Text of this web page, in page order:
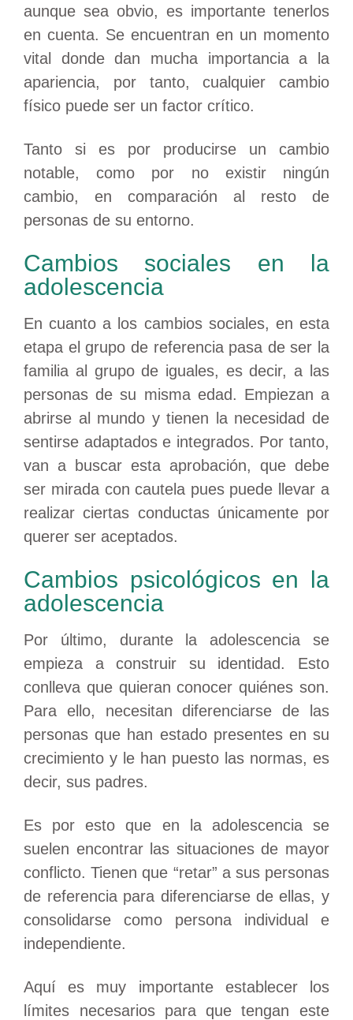
aunque sea obvio, es importante tenerlos
en cuenta. Se encuentran en un momento
vital donde dan mucha importancia a la
apariencia, por tanto, cualquier cambio
físico puede ser un factor crítico.
Tanto si es por producirse un cambio
notable, como por no existir ningún
cambio, en comparación al resto de
personas de su entorno.
Cambios sociales en la
adolescencia
En cuanto a los cambios sociales, en esta
etapa el grupo de referencia pasa de ser la
familia al grupo de iguales, es decir, a las
personas de su misma edad. Empiezan a
abrirse al mundo y tienen la necesidad de
sentirse adaptados e integrados. Por tanto,
van a buscar esta aprobación, que debe
ser mirada con cautela pues puede llevar a
realizar ciertas conductas únicamente por
querer ser aceptados.
Cambios psicológicos en la
adolescencia
Por último, durante la adolescencia se
empieza a construir su identidad. Esto
conlleva que quieran conocer quiénes son.
Para ello, necesitan diferenciarse de las
personas que han estado presentes en su
crecimiento y le han puesto las normas, es
decir, sus padres.
Es por esto que en la adolescencia se
suelen encontrar las situaciones de mayor
conflicto. Tienen que “retar” a sus personas
de referencia para diferenciarse de ellas, y
consolidarse como persona individual e
independiente.
Aquí es muy importante establecer los
límites necesarios para que tengan este